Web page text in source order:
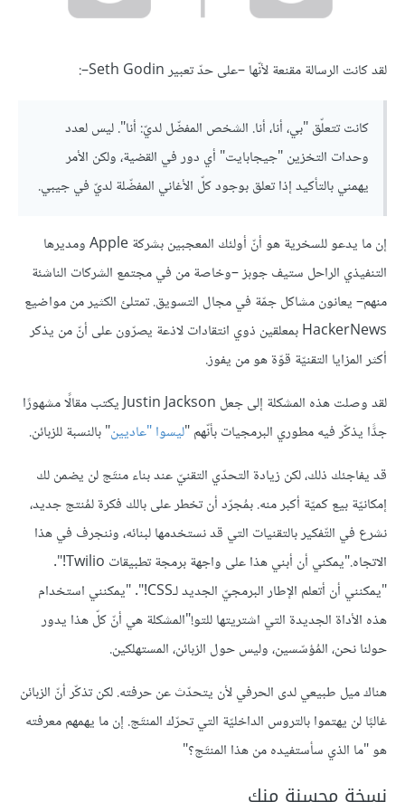
لقد كانت الرسالة مقنعة لأنّها –على حدّ تعبير Seth Godin–:
كانت تتعلّق "بي، أنا، أنا. الشخص المفضّل لديّ: أنا". ليس لعدد
وحدات التخزين "جيجابايت" أي دور في القضية، ولكن الأمر
يهمني بالتأكيد إذا تعلق بوجود كلّ الأغاني المفضّلة لديّ في جيبي.
إن ما يدعو للسخرية هو أنّ أولئك المعجبين بشركة Apple ومديرها
التنفيذي الراحل ستيف جوبز –وخاصة من في مجتمع الشركات الناشئة
منهم– يعانون مشاكل جمّة في مجال التسويق. تمتلئ الكثير من مواضيع
HackerNews بمعلقين ذوي انتقادات لاذعة يصرّون على أنّ من يذكر
أكثر المزايا التقنيّة قوّة هو من يفوز.
لقد وصلت هذه المشكلة إلى جعل Justin Jackson يكتب مقالًا مشهورًا
جدًّا يذكّر فيه مطوري البرمجيات بأنّهم "ليسوا"عاديين" بالنسبة للزبائن.
قد يفاجئك ذلك، لكن زيادة التحدّي التقنيّ عند بناء منتَج لن يضمن لك
إمكانيّة بيع كميّة أكبر منه. بمُجرّد أن تخطر على بالك فكرة لمُنتج جديد،
نشرع في التّفكير بالتقنيات التي قد نستخدمها لبنائه، وننجرف في هذا
الاتجاه."يمكني أن أبني هذا على واجهة برمجة تطبيقات Twilio!".
"يمكنني أن أتعلم الإطار البرمجيّ الجديد لـCSS!". "يمكنني استخدام
هذه الأداة الجديدة التي اشتريتها للتو!"المشكلة هي أنّ كلّ هذا يدور
حولنا نحن، المُؤسّسين، وليس حول الزبائن، المستهلكين.
هناك ميل طبيعي لدى الحرفي لأن يتحدّث عن حرفته. لكن تذكّر أنّ الزبائن
غالبًا لن يهتموا بالتروس الداخليّة التي تحرّك المنتَج. إن ما يهمهم معرفته
هو "ما الذي سأستفيده من هذا المنتَج؟"